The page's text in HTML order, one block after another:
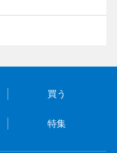
買う
特集